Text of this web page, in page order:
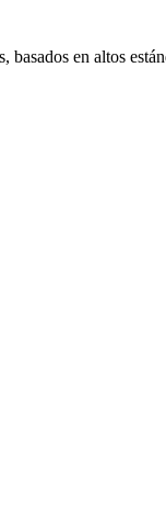
basados en altos